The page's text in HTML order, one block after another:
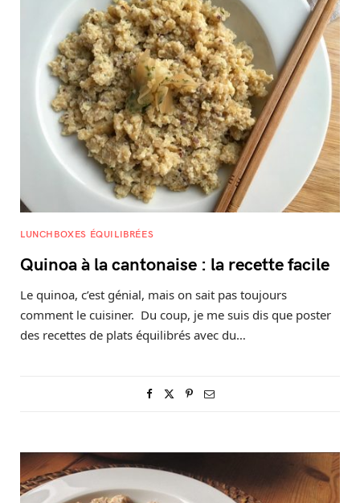
LUNCHBOXES ÉQUILIBRÉES
Quinoa à la cantonaise : la recette facile
Le quinoa, c’est génial, mais on sait pas toujours
comment le cuisiner. Du coup, je me suis dis que poster
des recettes de plats équilibrés avec du…